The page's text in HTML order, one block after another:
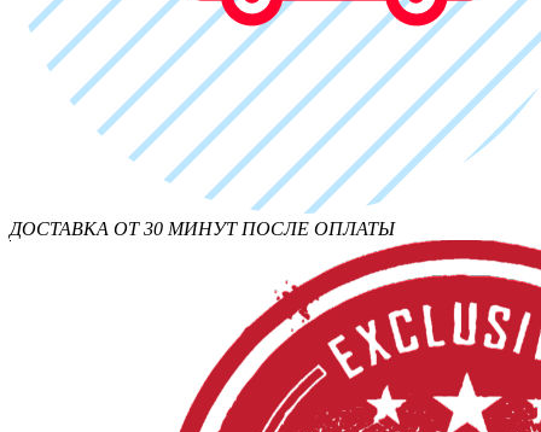
ДОСТАВКА ОТ 30 МИНУТ ПОСЛЕ ОПЛАТЫ